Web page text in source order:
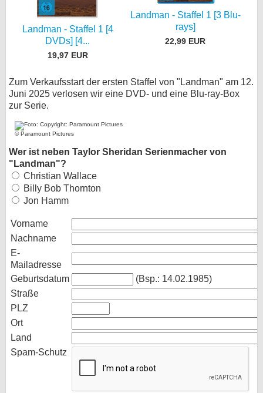
Landman - Staffel 1 [4
DVDs] [4...
19,97 EUR
Landman - Staffel 1 [3 Blu-
rays]
22,99 EUR
Zum Verkaufsstart der ersten Staffel von "Landman" am 12.
Juni 2025 verlosen wir eine DVD- und eine Blu-ray-Box
zur Serie.
© Paramount Pictures
Wer ist neben Taylor Sheridan Serienmacher von
"Landman"?
Christian Wallace
Billy Bob Thornton
Jon Hamm
Vorname
Nachname
E-
Mailadresse
Geburtsdatum
(Bsp.: 14.02.1985)
Straße
PLZ
Ort
Land
Spam-Schutz